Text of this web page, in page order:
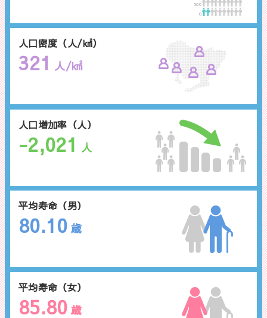
人口密度（人/㎢）
321 人/㎢
平均寿命（男）
80.10 歳
500
0
人口増加率（人）
-2,021 人
平均寿命（女）
85.80 歳